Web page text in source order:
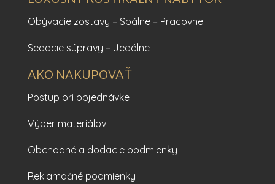
Obývacie zostavy – Spálne– Pracovne
Sedacie súpravy – Jedálne
AKO NAKUPOVAŤ
Postup pri objednávke
Výber materiálov
Obchodné a dodacie podmienky
Reklamačné podmienky